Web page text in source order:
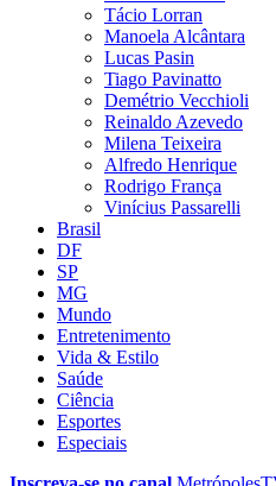
Tácio Lorran
Manoela Alcântara
Lucas Pasin
Tiago Pavinatto
Demétrio Vecchioli
Reinaldo Azevedo
Milena Teixeira
Alfredo Henrique
Rodrigo França
Vinícius Passarelli
Brasil
DF
SP
MG
Mundo
Entretenimento
Vida & Estilo
Saúde
Ciência
Esportes
Especiais